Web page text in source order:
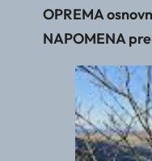
OPREMA
NAPOMENA